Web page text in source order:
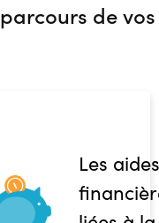
de vos
Les aides